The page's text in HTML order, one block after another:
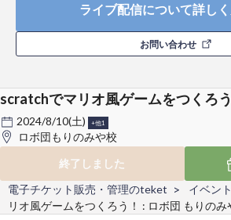
ライブ配信について詳し
お問い合わせ
scratchでマリオ風ゲームをつくろう
2024/8/10(土) +他1
ロボ団もりのみや校
終了しました
電子チケット販売・管理のteket イベン
リオ風ゲームをつくろう！ : ロボ団 もりのみ